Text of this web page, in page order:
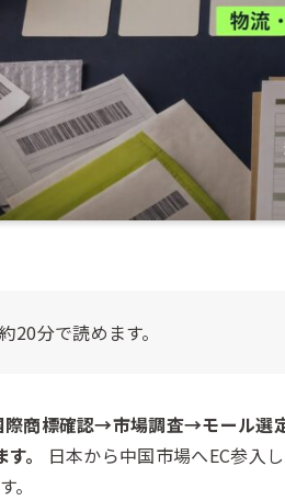
20分で読めます。
際商標確認→市場調査→モール
。
日本から中国市場へEC参入
。